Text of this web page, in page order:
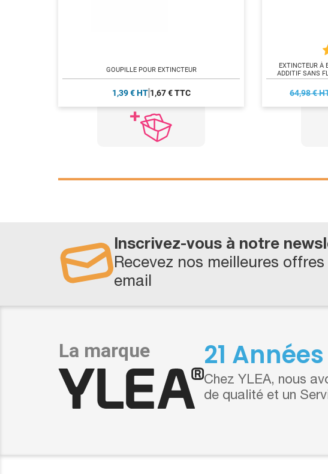
GOUPILLE POUR EXTINCTEUR
1,39 € HT 1,67 € TTC
EXTINCTEUR À
ADDITIF SANS
64,98 €
Inscrivez-vous à notre
Recevez nos meilleures
email
21
Chez YLEA, nous
de qualité et un